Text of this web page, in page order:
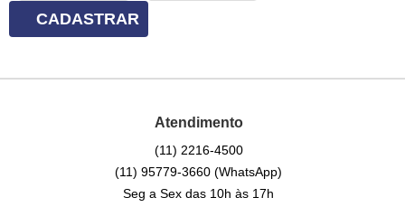
CADASTRAR
Atendimento
(11) 2216-4500
(11) 95779-3660(WhatsApp)
Seg a Sex das 10h às 17h